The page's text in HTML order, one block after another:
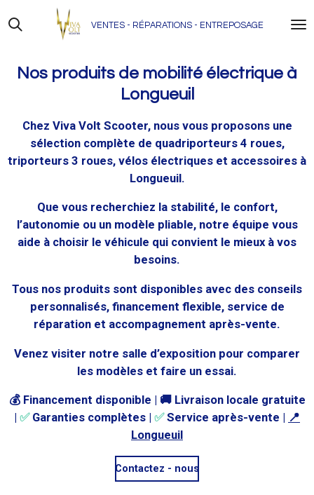
Skip
to
content
VENTES - RÉPARATIONS - ENTREPOSAGE
Nos produits de mobilité électrique à
Longueuil
Chez Viva Volt Scooter, nous vous proposons une
sélection complète de quadriporteurs 4 roues,
triporteurs 3 roues, vélos électriques et accessoires à
Longueuil.
Que vous recherchiez la stabilité, le confort,
l’autonomie ou un modèle pliable, notre équipe vous
aide à choisir le véhicule qui convient le mieux à vos
besoins.
Tous nos produits sont disponibles avec des conseils
personnalisés, financement flexible, service de
réparation et accompagnement après-vente.
Venez visiter notre salle d’exposition pour comparer
les modèles et faire un essai.
💰 Financement disponible | 🚚 Livraison locale gratuite
✅Garanties complètes ✅Service après-vente
📍
Longueuil
Contactez - nous